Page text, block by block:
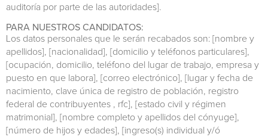
auditoría por parte de las autoridades].
PARA NUESTROS CANDIDATOS:
Los datos personales que le serán recabados son: [nombre y
apellidos], [nacionalidad], [domicilio y teléfonos particulares],
[ocupación, domicilio, teléfono del lugar de trabajo, empresa y
puesto en que labora], [correo electrónico], [lugar y fecha de
nacimiento, clave única de registro de población, registro
federal de contribuyentes , rfc], [estado civil y régimen
matrimonial], [nombre completo y apellidos del cónyuge],
[número de hijos y edades], [ingreso(s) individual y/ó